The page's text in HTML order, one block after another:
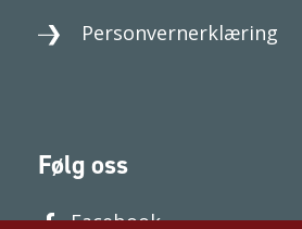
Personvernerklæring
Følg oss
Facebook